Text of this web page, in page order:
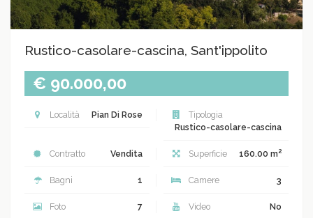
Rustico-casolare-cascina, Sant'ippolito
€ 90.000,00
Località Pian Di Rose
Tipologia
Rustico-casolare-cascina
Contratto Vendita Superficie 160.00 m2
Bagni 1 Camere 3
Foto 7 Video No